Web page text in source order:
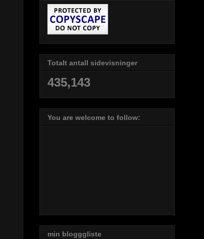
Totalt antall sidevisninger
435,143
You are welcome to follow:
min blogggliste